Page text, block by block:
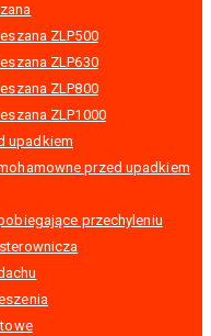
ZLP500
ZLP630
ZLP800
ZLP1000
upadkiem
przed upadkiem
przechyleniu